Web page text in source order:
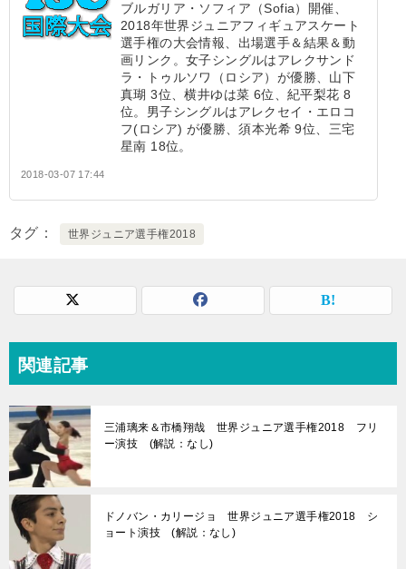
ブルガリア・ソフィア（Sofia）開催、
2018年世界ジュニアフィギュアスケート
選手権の大会情報、出場選手＆結果＆動
画リンク。女子シングルはアレクサンド
ラ・トゥルソワ（ロシア）が優勝、山下
真瑚 3位、横井ゆは菜 6位、紀平梨花 8
位。男子シングルはアレクセイ・エロコ
フ(ロシア) が優勝、須本光希 9位、三宅
星南 18位。
2018-03-07 17:44
タグ 世界ジュニア選手権2018
関連記事
三浦璃来＆市橋翔哉 世界ジュニア選手権2018 フリ
ー演技 (解説：なし)
ドノバン・カリージョ 世界ジュニア選手権2018 シ
ョート演技 (解説：なし)